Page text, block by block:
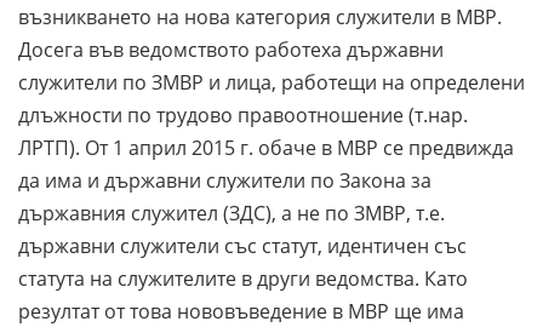
възникването на нова категория служители в МВР.
Досега във ведомството работеха държавни
служители по ЗМВР и лица, работещи на определени
длъжности по трудово правоотношение (т.нар.
ЛРТП). От 1 април 2015 г. обаче в МВР се предвижда
да има и държавни служители по Закона за
държавния служител (ЗДС), а не по ЗМВР, т.е.
държавни служители със статут, идентичен със
статута на служителите в други ведомства. Като
резултат от това нововъведение в МВР ще има